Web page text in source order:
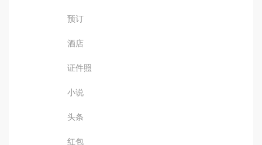
预订
酒店
证件照
小说
头条
红包